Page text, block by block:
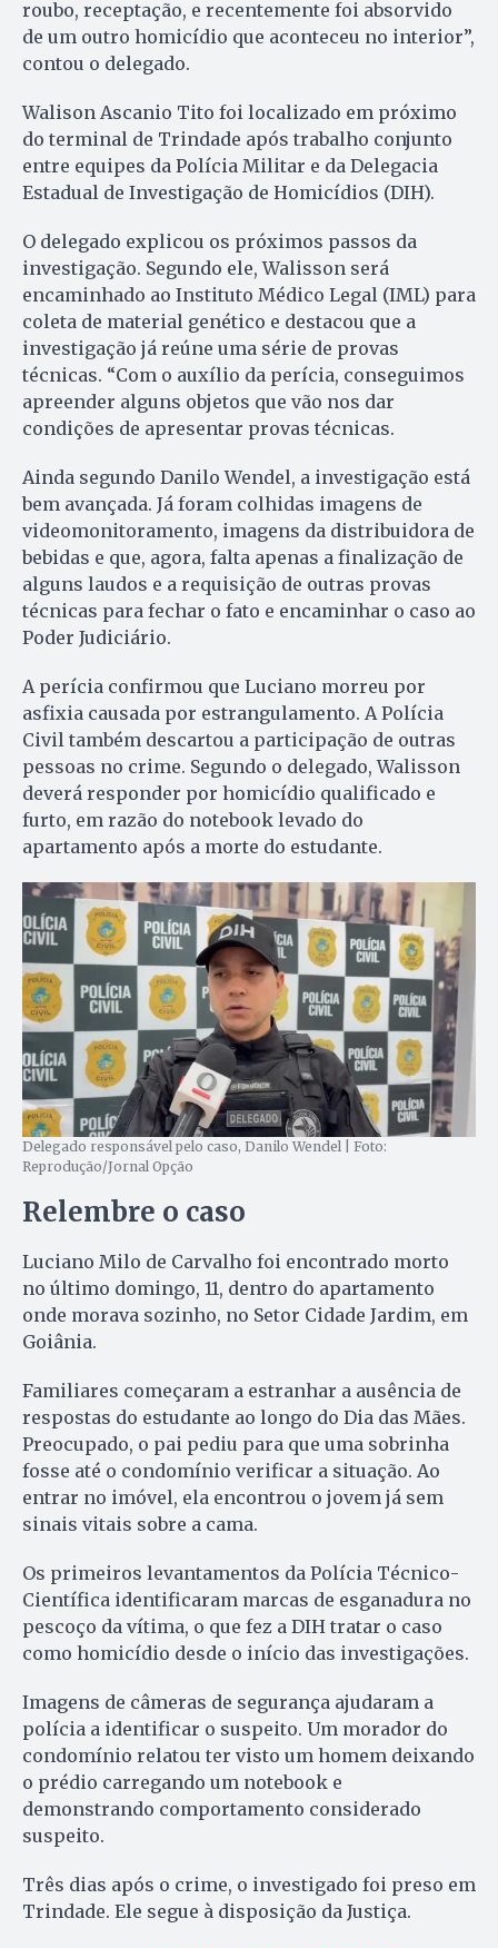
roubo, receptação, e recentemente foi absorvido
de um outro homicídio que aconteceu no interior”,
contou o delegado.
Walison Ascanio Tito foi localizado em próximo
do terminal de Trindade após trabalho conjunto
entre equipes da Polícia Militar e da Delegacia
Estadual de Investigação de Homicídios (DIH).
O delegado explicou os próximos passos da
investigação. Segundo ele, Walisson será
encaminhado ao Instituto Médico Legal (IML) para
coleta de material genético e destacou que a
investigação já reúne uma série de provas
técnicas. “Com o auxílio da perícia, conseguimos
apreender alguns objetos que vão nos dar
condições de apresentar provas técnicas.
Ainda segundo Danilo Wendel, a investigação está
bem avançada. Já foram colhidas imagens de
videomonitoramento, imagens da distribuidora de
bebidas e que, agora, falta apenas a finalização de
alguns laudos e a requisição de outras provas
técnicas para fechar o fato e encaminhar o caso ao
Poder Judiciário.
A perícia confirmou que Luciano morreu por
asfixia causada por estrangulamento. A Polícia
Civil também descartou a participação de outras
pessoas no crime. Segundo o delegado, Walisson
deverá responder por homicídio qualificado e
furto, em razão do notebook levado do
apartamento após a morte do estudante.
Delegado responsável pelo caso, Danilo Wendel | Foto:
Reprodução/Jornal Opção
Relembre o caso
Luciano Milo de Carvalho foi encontrado morto
no último domingo, 11, dentro do apartamento
onde morava sozinho, no Setor Cidade Jardim, em
Goiânia.
Familiares começaram a estranhar a ausência de
respostas do estudante ao longo do Dia das Mães.
Preocupado, o pai pediu para que uma sobrinha
fosse até o condomínio verificar a situação. Ao
entrar no imóvel, ela encontrou o jovem já sem
sinais vitais sobre a cama.
Os primeiros levantamentos da Polícia Técnico-
Científica identificaram marcas de esganadura no
pescoço da vítima, o que fez a DIH tratar o caso
como homicídio desde o início das investigações.
Imagens de câmeras de segurança ajudaram a
polícia a identificar o suspeito. Um morador do
condomínio relatou ter visto um homem deixando
o prédio carregando um notebook e
demonstrando comportamento considerado
suspeito.
Três dias após o crime, o investigado foi preso em
Trindade. Ele segue à disposição da Justiça.